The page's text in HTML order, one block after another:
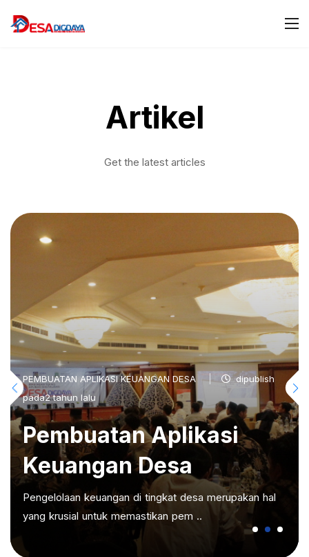
Artikel
Get the latest articles
PEMBUATAN APLIKASI KEUANGAN DESA
dipublish
pada2 tahun lalu
Pembuatan Aplikasi
Keuangan Desa
Pengelolaan keuangan di tingkat desa merupakan hal
yang krusial untuk memastikan pem ..